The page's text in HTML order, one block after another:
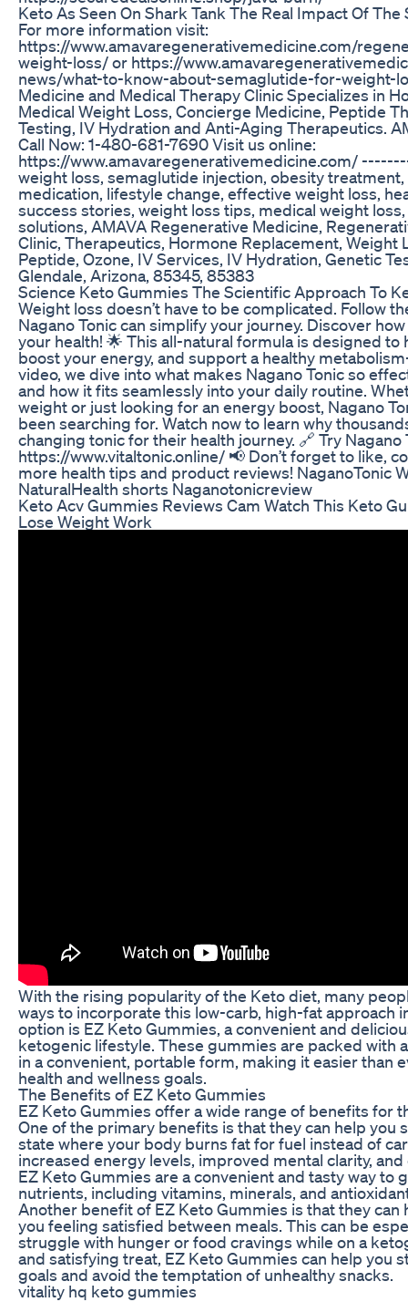
Keto As Seen On Shark Tank The Real Impact Of The
For more information visit:
https://www.amavaregenerativemedicine.com/
weight-loss/ or https://
news/what-to-know-about-semaglutide-for-weight-
Medicine and Medical Therapy Clinic Specializes in
Medical Weight Loss, Concierge Medicine, Peptide
Testing, IV Hydration and Anti-Aging Therapeutics.
Call Now: 1-480-681-7690 Visit us online:
https://www.amavaregenerativemedicine.com/
weight loss, semaglutide injection, obesity
medication, lifestyle change, effective weight loss,
success stories, weight loss tips, medical weight
solutions, AMAVA Regenerative Medicine,
Clinic, Therapeutics, Hormone Replacement, Weight
Peptide, Ozone, IV Services, IV Hydration, Genetic
Glendale, Arizona, 85345, 85383
Science Keto Gummies The Scientific Approach To
Weight loss doesn’t have to be complicated. Follow
Nagano Tonic can simplify your journey. Discover
your health! 🌟 This all-natural formula is designed
boost your energy, and support a healthy
video, we dive into what makes Nagano Tonic so
and how it fits seamlessly into your daily routine.
weight or just looking for an energy boost, Nagano
been searching for. Watch now to learn why
changing tonic for their health journey. 🔗 Try Nagano
https://www.vitaltonic.online/ 📢 Don’t forget to like,
more health tips and product reviews! NaganoTonic
NaturalHealth shorts Naganotonicreview
Keto Acv Gummies Reviews Cam Watch This Keto
Lose Weight Work
With the rising popularity of the Keto diet, many
ways to incorporate this low-carb, high-fat approach
option is EZ Keto Gummies, a convenient and
ketogenic lifestyle. These gummies are packed with
in a convenient, portable form, making it easier than
health and wellness goals.
The Benefits of EZ Keto Gummies
EZ Keto Gummies offer a wide range of benefits for
One of the primary benefits is that they can help you
state where your body burns fat for fuel instead of
increased energy levels, improved mental clarity,
EZ Keto Gummies are a convenient and tasty way to
nutrients, including vitamins, minerals, and
Another benefit of EZ Keto Gummies is that they
you feeling satisfied between meals. This can be
struggle with hunger or food cravings while on a
and satisfying treat, EZ Keto Gummies can help you
goals and avoid the temptation of unhealthy snacks.
vitality hq keto gummies